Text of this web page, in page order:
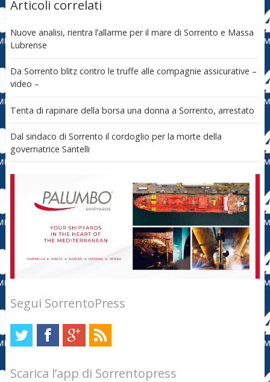
Articoli correlati
Nuove analisi, rientra l’allarme per il mare di Sorrento e Massa
Lubrense
Da Sorrento blitz contro le truffe alle compagnie assicurative –
video –
Tenta di rapinare della borsa una donna a Sorrento, arrestato
Dal sindaco di Sorrento il cordoglio per la morte della
governatrice Santelli
Segui SorrentoPress
Scarica l’app di Sorrentopress